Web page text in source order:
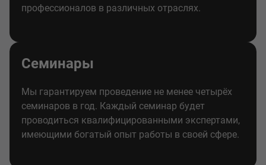
профессионалов в различных отраслях.
Семинары
Мы гарантируем проведение не менее четырёх
семинаров в год. Каждый семинар будет
проводиться квалифицированными экспертами,
имеющими богатый опыт работы в своей сфере.